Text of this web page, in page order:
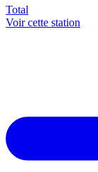
Total
Voir cette station